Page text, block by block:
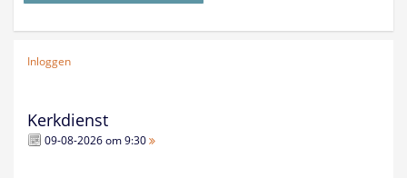
Inloggen
Kerkdienst
09-08-2026 om 9:30